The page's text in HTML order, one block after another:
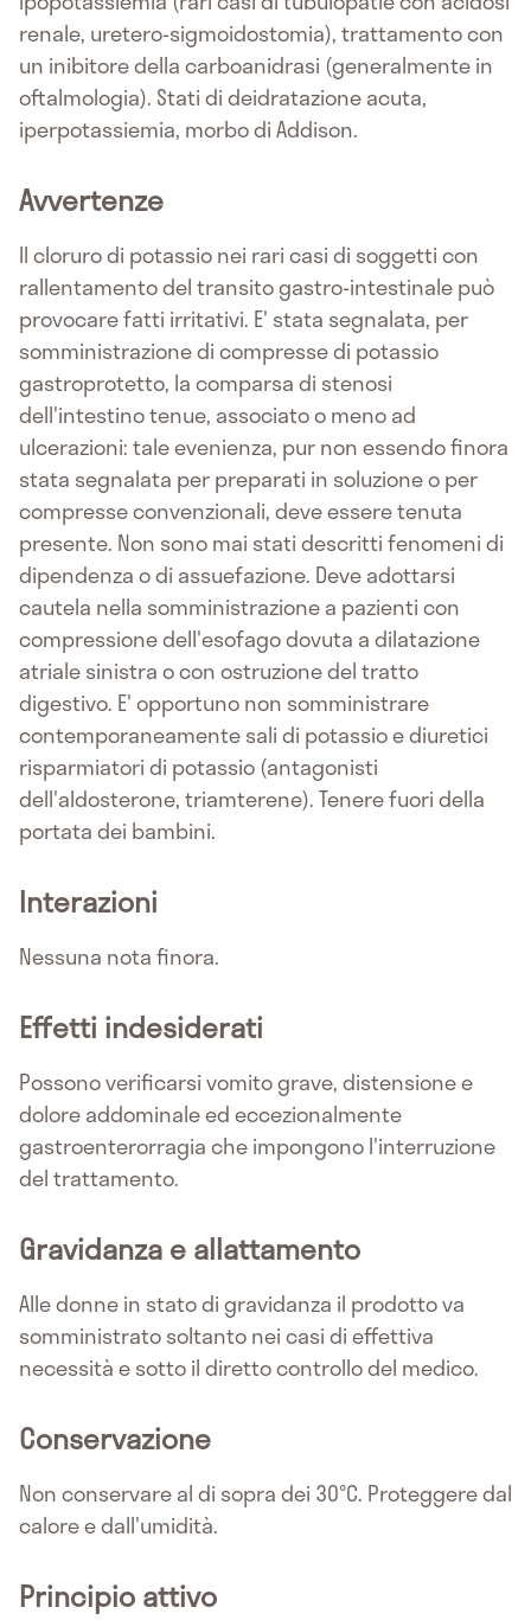
renale, uretero-sigmoidostomia), trattamento con
un inibitore della carboanidrasi (generalmente in
oftalmologia). Stati di deidratazione acuta,
iperpotassiemia, morbo di Addison.
Avvertenze
Il cloruro di potassio nei rari casi di soggetti con
rallentamento del transito gastro-intestinale può
provocare fatti irritativi. E' stata segnalata, per
somministrazione di compresse di potassio
gastroprotetto, la comparsa di stenosi
dell'intestino tenue, associato o meno ad
ulcerazioni: tale evenienza, pur non essendo finora
stata segnalata per preparati in soluzione o per
compresse convenzionali, deve essere tenuta
presente. Non sono mai stati descritti fenomeni di
dipendenza o di assuefazione. Deve adottarsi
cautela nella somministrazione a pazienti con
compressione dell'esofago dovuta a dilatazione
atriale sinistra o con ostruzione del tratto
digestivo. E' opportuno non somministrare
contemporaneamente sali di potassio e diuretici
risparmiatori di potassio (antagonisti
dell'aldosterone, triamterene). Tenere fuori della
portata dei bambini.
Interazioni
Nessuna nota finora.
Effetti indesiderati
Possono verificarsi vomito grave, distensione e
dolore addominale ed eccezionalmente
gastroenterorragia che impongono l'interruzione
del trattamento.
Gravidanza e allattamento
Alle donne in stato di gravidanza il prodotto va
somministrato soltanto nei casi di effettiva
necessità e sotto il diretto controllo del medico.
Conservazione
Non conservare al di sopra dei 30°C. Proteggere dal
calore e dall'umidità.
Principio attivo